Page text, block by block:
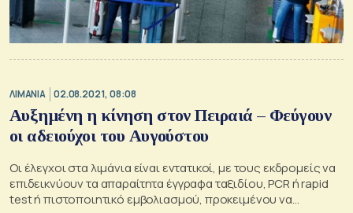
ΛΙΜΑΝΙΑ 02.08.2021, 08:08
Αυξημένη η κίνηση στον Πειραιά – Φεύγουν
οι αδειούχοι του Αυγούστου
Οι έλεγχοι στα λιμάνια είναι εντατικοί, με τους εκδρομείς να
επιδεικνύουν τα απαραίτητα έγγραφα ταξιδίου, PCR ή rapid
test ή πιστοποιητικό εμβολιασμού, προκειμένου να